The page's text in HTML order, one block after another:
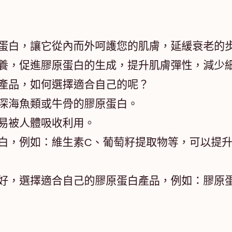
白，讓它從內而外呵護您的肌膚，延緩衰老的
促進膠原蛋白的生成，提升肌膚彈性，減少
品，如何選擇適合自己的呢？
海魚類或牛骨的膠原蛋白。
被人體吸收利用。
，例如：維生素C、葡萄籽提取物等，可以提升
，選擇適合自己的膠原蛋白產品，例如：膠原